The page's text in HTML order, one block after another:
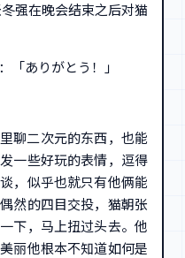
强在晚会结束之后对猫
「ありがとう！」
聊二次元的东西，也能
一些好玩的表情，逗得
，似乎也就只有他俩能
然的四目交投，猫朝张
下，马上扭过头去。他
丽他根本不知道如何是